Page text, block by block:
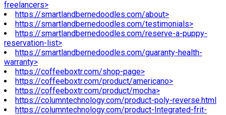
freelancers>
https://smartlandbernedoodles.com/about>
https://smartlandbernedoodles.com/testimonials>
https://smartlandbernedoodles.com/reserve-a-puppy-
reservation-list>
https://smartlandbernedoodles.com/guaranty-health-
warranty>
https://coffeeboxtr.com/shop-page>
https://coffeeboxtr.com/product/americano>
https://coffeeboxtr.com/product/mocha>
https://columntechnology.com/product-poly-reverse.html
https://columntechnology.com/product-Integrated-frit-